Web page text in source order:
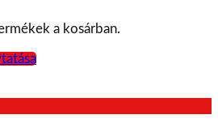
a kosárban.